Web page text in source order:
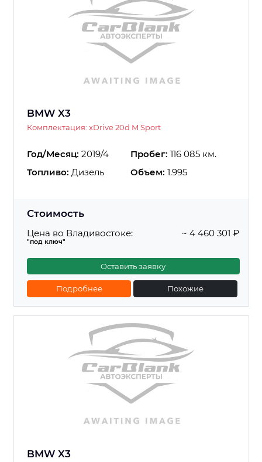
BMW X3
Комплектация: xDrive 20d M Sport
Год/Месяц: 2019/4 Пробег: 116 085 км.
Топливо: Дизель Объем: 1.995
Стоимость
Цена во Владивостоке:
"под ключ"
~ 4 460 301 ₽
Оставить заявку
Подробнее Похожие
BMW X3